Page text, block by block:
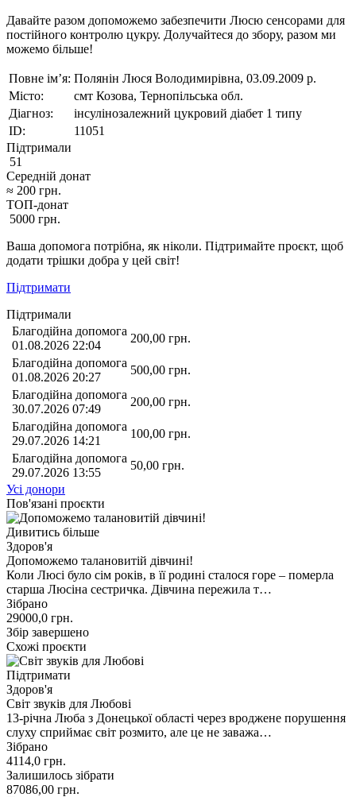
Давайте разом допоможемо забезпечити Люсю сенсорами для
постійного контролю цукру. Долучайтеся до збору, разом ми
можемо більше!
Повне ім’я: Полянін Люся Володимирівна, 03.09.2009 р.
Місто:
смт Козова, Тернопільська обл.
Діагноз:
інсулінозалежний цукровий діабет 1 типу
ID:
11051
Підтримали
51
Середній донат
≈ 200 грн.
ТОП-донат
5000 грн.
Ваша допомога потрібна, як ніколи. Підтримайте проєкт, щоб
додати трішки добра у цей світ!
Підтримати
Підтримали
Благодійна допомога
01.08.2026 22:04
200,00 грн.
Благодійна допомога
01.08.2026 20:27
500,00 грн.
Благодійна допомога
30.07.2026 07:49
200,00 грн.
Благодійна допомога
29.07.2026 14:21
100,00 грн.
Благодійна допомога
29.07.2026 13:55
50,00 грн.
Усі донори
Пов'язані проєкти
Дивитись більше
Здоров'я
Допоможемо талановитій дівчині!
Коли Люсі було сім років, в її родині сталося горе – померла
старша Люсіна сестричка. Дівчина пережила т…
Зібрано
29000,0 грн.
Збір завершено
Схожі проєкти
Підтримати
Здоров'я
Світ звуків для Любові
13-річна Люба з Донецької області через вроджене порушення
слуху сприймає світ розмито, але це не заважа…
Зібрано
4114,0 грн.
Залишилось зібрати
87086,00 грн.